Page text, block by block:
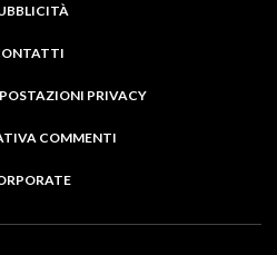
PRIVACY
COMMENTI